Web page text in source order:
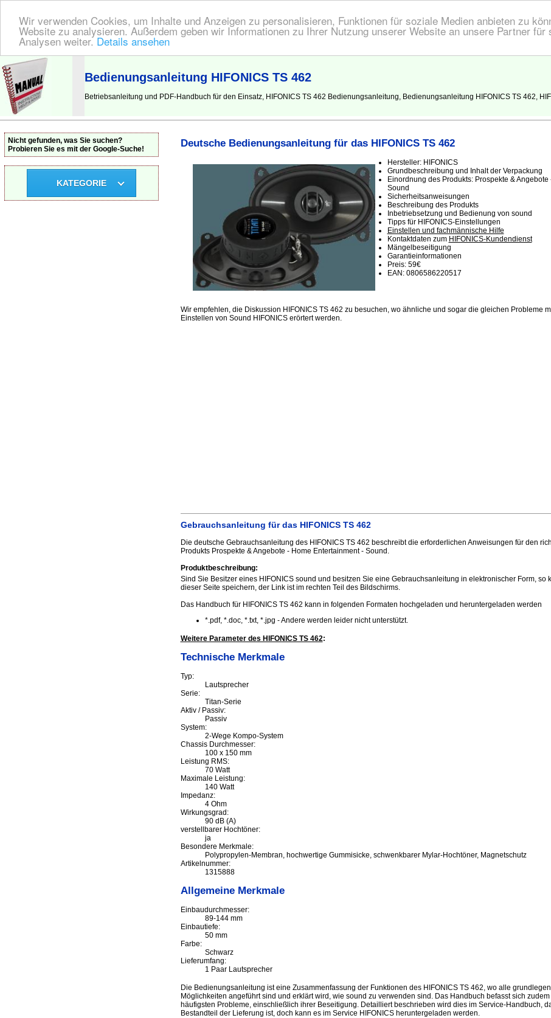
Wir verwenden Cookies, um Inhalte und Anzeigen zu personalisieren, Funktionen für soziale Medien anbieten zu
Website zu analysieren. Außerdem geben wir Informationen zu Ihrer Nutzung unserer Website an unsere Partner für
Analysen weiter. Details ansehen
BEDIENUNGSANLEITUNG | Hier finden Sie die deutsche Anleitung!
Bedienungsanleitung HIFONICS TS 462
Betriebsanleitung und PDF-Handbuch für den Einsatz, HIFONICS TS 462 Bedienungsanleitung, Bedienungsanleitung HIFONICS TS 462,
Deutsche Bedienungsanleitung für das HIFONICS TS 462
Hersteller: HIFONICS
Grundbeschreibung und Inhalt der Verpackung
Einordnung des Produkts: Prospekte &
Sound
Sicherheitsanweisungen
Beschreibung des Produkts
Inbetriebsetzung und Bedienung von sound
Tipps für HIFONICS-Einstellungen
Einstellen und fachmännische Hilfe
Kontaktdaten zum HIFONICS-Kundendienst
Mängelbeseitigung
Garantieinformationen
Preis: 59€
EAN: 0806586220517
Wir empfehlen, die Diskussion HIFONICS TS 462 zu besuchen, wo ähnliche und sogar die gleichen Probleme
Einstellen von Sound HIFONICS erörtert werden.
Gebrauchsanleitung für das HIFONICS TS 462
Die deutsche Gebrauchsanleitung des HIFONICS TS 462 beschreibt die erforderlichen Anweisungen für den
Produkts Prospekte & Angebote - Home Entertainment - Sound.
Produktbeschreibung:
Sind Sie Besitzer eines HIFONICS sound und besitzen Sie eine Gebrauchsanleitung in elektronischer Form, so
dieser Seite speichern, der Link ist im rechten Teil des Bildschirms.
Das Handbuch für HIFONICS TS 462 kann in folgenden Formaten hochgeladen und heruntergeladen werden
*.pdf, *.doc, *.txt, *.jpg - Andere werden leider nicht unterstützt.
Weitere Parameter des HIFONICS TS 462:
Technische Merkmale
Typ:
Lautsprecher
Serie:
Titan-Serie
Aktiv / Passiv:
Passiv
System:
2-Wege Kompo-System
Chassis Durchmesser:
100 x 150 mm
Leistung RMS:
70 Watt
Maximale Leistung:
140 Watt
Impedanz:
4 Ohm
Wirkungsgrad:
90 dB (A)
verstellbarer Hochtöner:
ja
Besondere Merkmale:
Polypropylen-Membran, hochwertige Gummisicke, schwenkbarer Mylar-Hochtöner, Magnetschutz
Artikelnummer:
1315888
Allgemeine Merkmale
Einbaudurchmesser:
89-144 mm
Einbautiefe:
50 mm
Farbe:
Schwarz
Lieferumfang:
1 Paar Lautsprecher
Die Bedienungsanleitung ist eine Zusammenfassung der Funktionen des HIFONICS TS 462, wo alle
Möglichkeiten angeführt sind und erklärt wird, wie sound zu verwenden sind. Das Handbuch befasst sich
häufigsten Probleme, einschließlich ihrer Beseitigung. Detailliert beschrieben wird dies im Service-Handbuch,
Bestandteil der Lieferung ist, doch kann es im Service HIFONICS heruntergeladen werden.
Nicht gefunden, was Sie suchen?
Probieren Sie es mit der Google-Suche!
KATEGORIE